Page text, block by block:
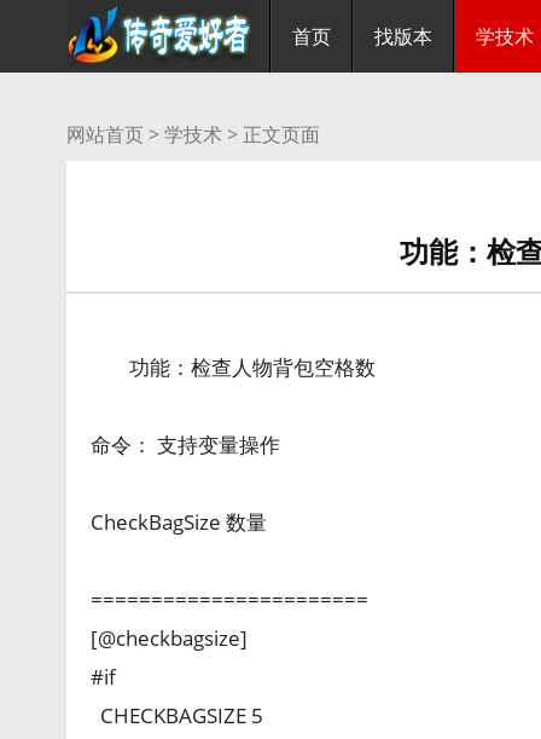
首页 找版本 学技术
网站首页 >学技术 > 正文页面
功能：检
功能：检查人物背包空格数
命令： 支持变量操作
CheckBagSize 数量
=======================
[@checkbagsize]
#if
CHECKBAGSIZE 5